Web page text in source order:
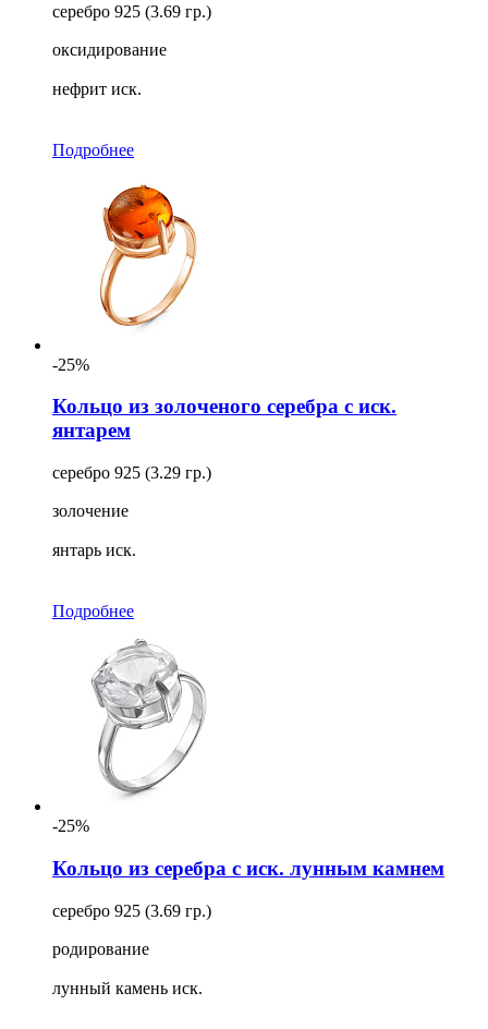
серебро 925 (3.69 гр.)
оксидирование
нефрит иск.
Подробнее
-25%
Кольцо из золоченого серебра с иск.
янтарем
серебро 925 (3.29 гр.)
золочение
янтарь иск.
Подробнее
-25%
Кольцо из серебра с иск. лунным камнем
серебро 925 (3.69 гр.)
родирование
лунный камень иск.